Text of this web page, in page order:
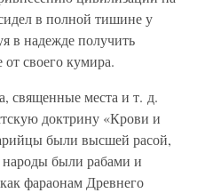
в полной тишине у
в надежде получить
своего кумира.
священные места и т. д.
доктрину «Крови и
были высшей расой,
народы были рабами и
фараонам Древнего